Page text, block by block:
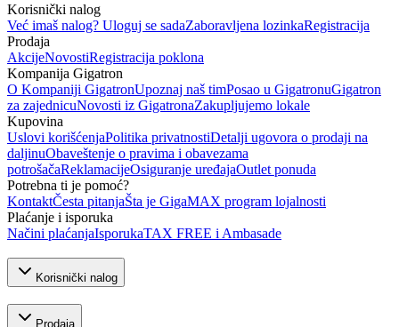
Korisnički nalog
Već imaš nalog? Uloguj se sadaZaboravljena lozinkaRegistracija
Prodaja
AkcijeNovostiRegistracija poklona
Kompanija Gigatron
O Kompaniji GigatronUpoznaj naš timPosao u GigatronuGigatron
za zajednicuNovosti iz GigatronaZakupljujemo lokale
Kupovina
Uslovi korišćenjaPolitika privatnostiDetalji ugovora o prodaji na
daljinuObaveštenje o pravima i obavezama
potrošačaReklamacijeOsiguranje uređajaOutlet ponuda
Potrebna ti je pomoć?
KontaktČesta pitanjaŠta je GigaMAX program lojalnosti
Plaćanje i isporuka
Načini plaćanjaIsporukaTAX FREE i Ambasade
Korisnički nalog
Prodaja